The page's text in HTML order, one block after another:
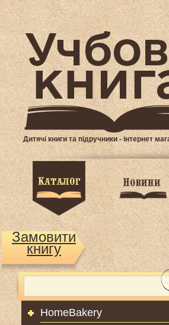
Дитячі книги та підручники - інтернет
Замовити
книгу
HomeBakery